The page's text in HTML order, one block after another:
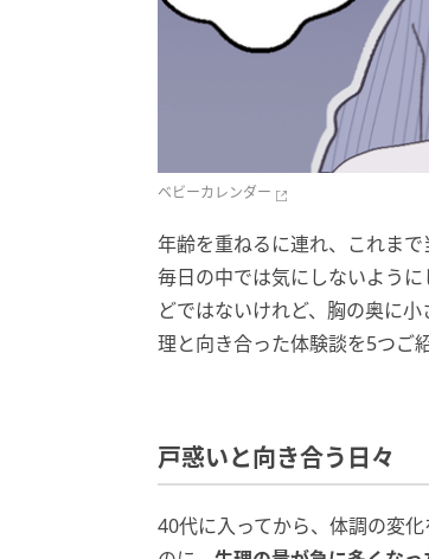
ベビーカレンダー
年齢を重ねるに連れ、これま
毎日の中では気にしないよう
どではないけれど、胸の奥に
理と向き合った体験談を5つご
戸惑いと向き合う日々
40代に入ってから、体調の変